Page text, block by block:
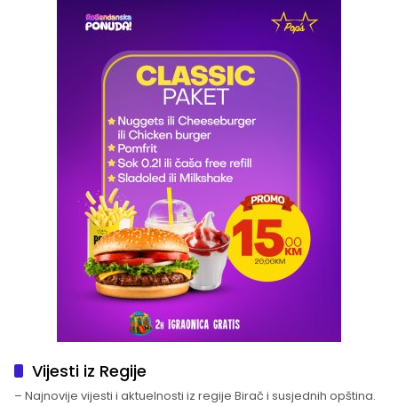
Vijesti iz Regije
– Najnovije vijesti i aktuelnosti iz regije Birač i susjednih opština.